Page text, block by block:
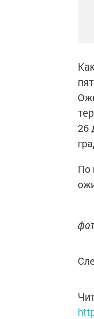
26
По